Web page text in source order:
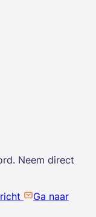
Neem direct
Ga naar